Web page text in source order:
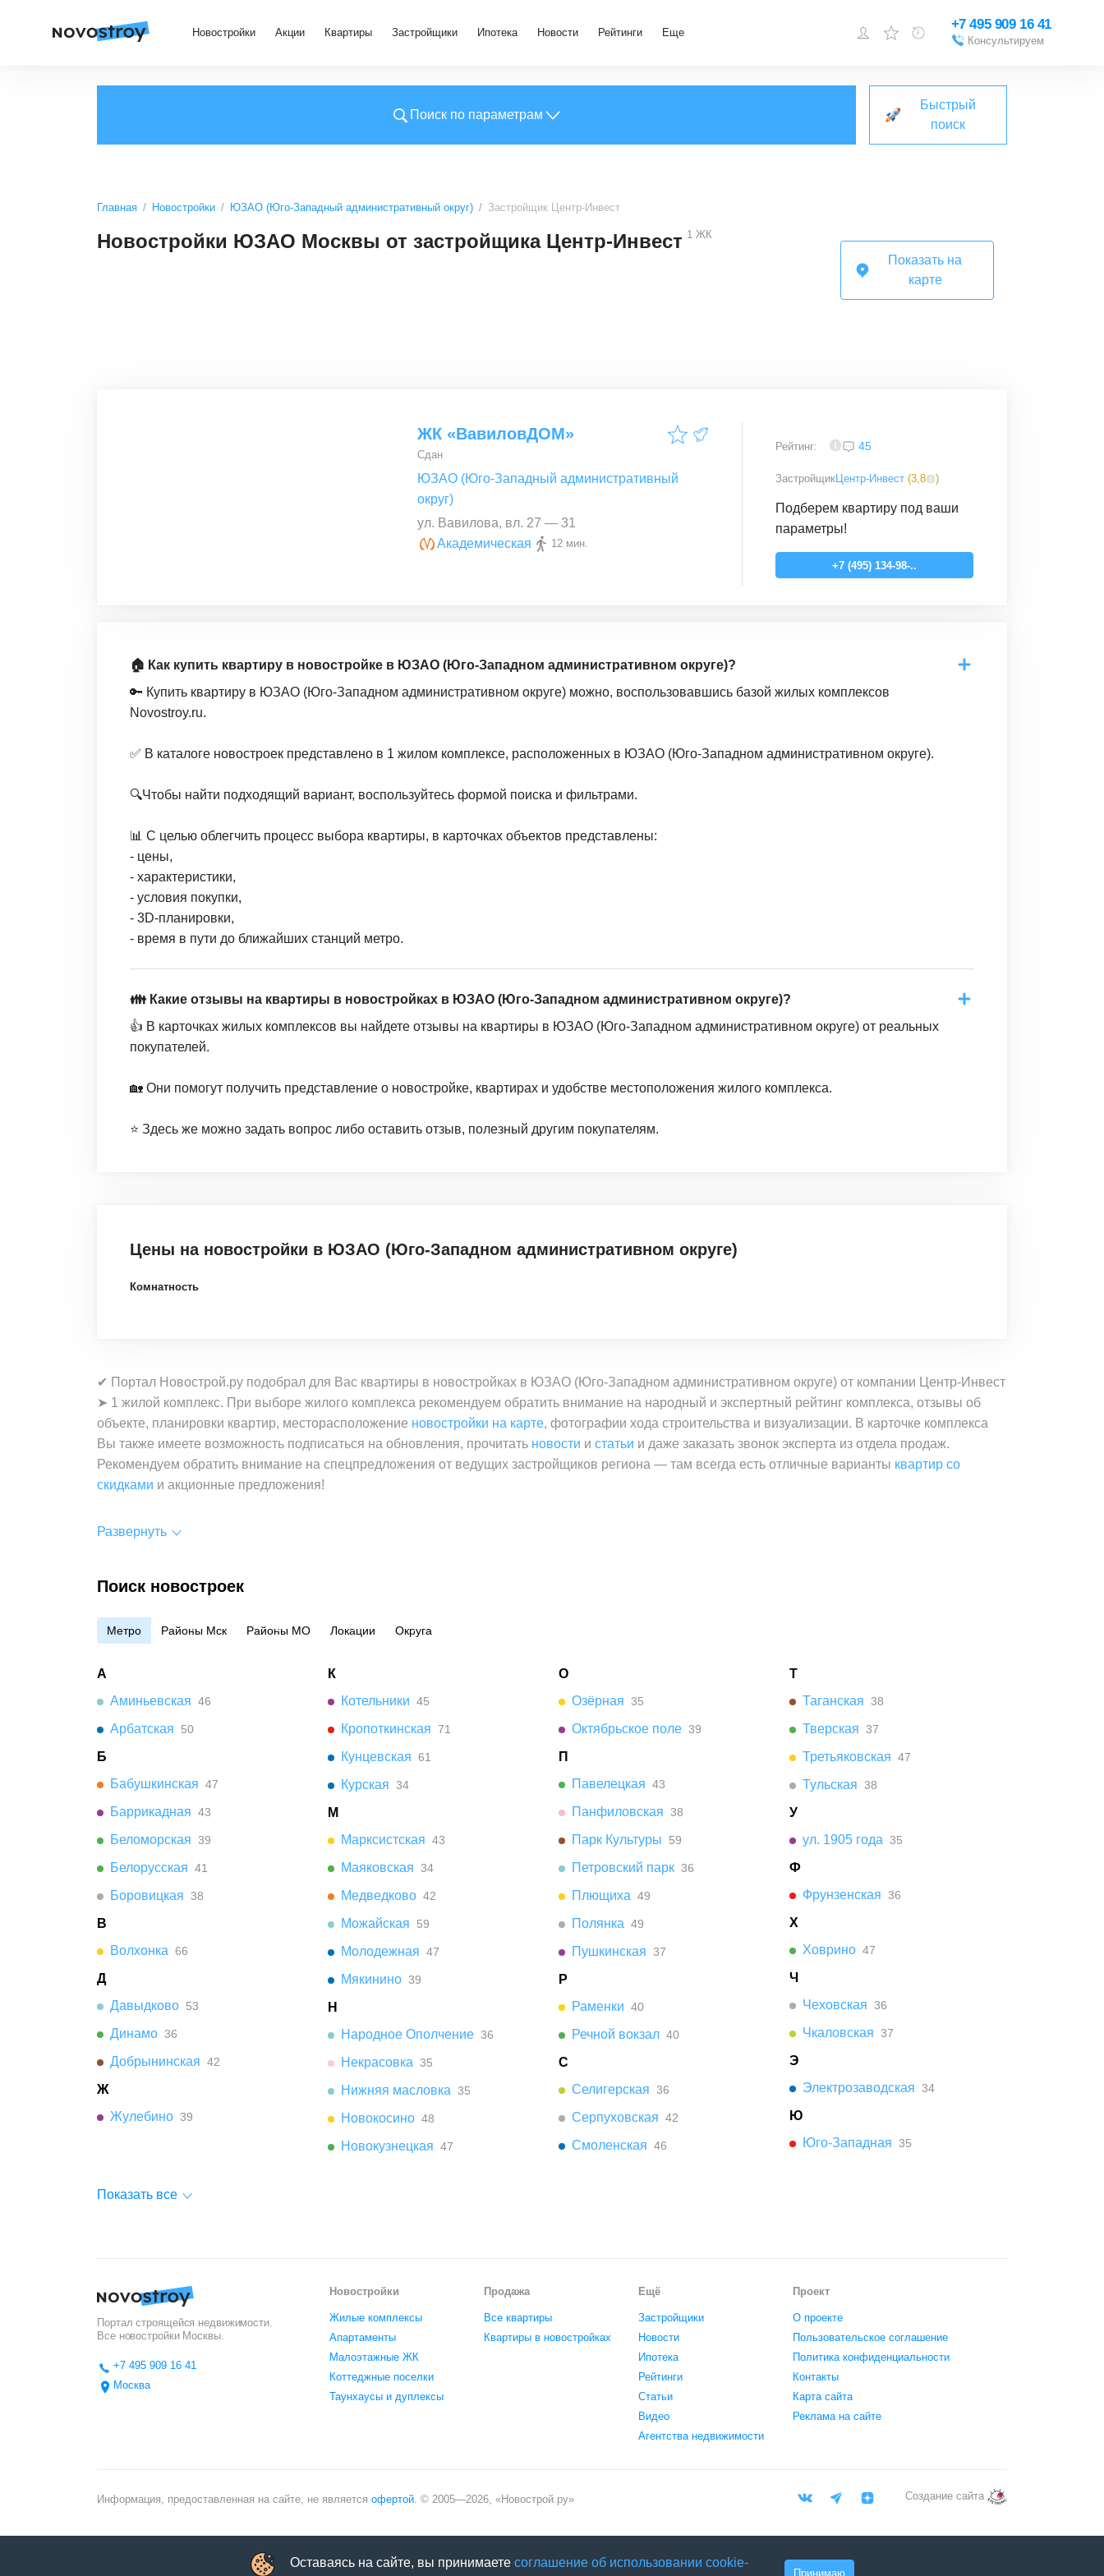
Новостройки Акции Квартиры Застройщики Ипотека Новости Рейтинги Еще
зарегистрироваться
Добавить объект
+7 495 909 16 41
Консультируем
Поиск по параметрам
Быстрый
поиск
Главная Новостройки ЮЗАО (Юго-Западный административный округ) Застройщик Центр-Инвест
Новостройки ЮЗАО Москвы от застройщика Центр-Инвест 1 ЖК
Показать на
карте
ЖК «ВавиловДОМ»
Сдан
ЮЗАО (Юго-Западный административный
округ)
ул. Вавилова, вл. 27 — 31
Академическая
12 мин.
Рейтинг: 45
ЗастройщикЦентр-Инвест (3,8 )
Подберем квартиру под ваши
параметры!
+7 (495) 134-98-..
🏠 Как купить квартиру в новостройке в ЮЗАО (Юго-Западном административном округе)?
🔑 Купить квартиру в ЮЗАО (Юго-Западном административном округе) можно, воспользовавшись базой жилых комплексов
Novostroy.ru.
✅ В каталоге новостроек представлено в 1 жилом комплексе, расположенных в ЮЗАО (Юго-Западном административном округе).
🔍Чтобы найти подходящий вариант, воспользуйтесь формой поиска и фильтрами.
📊 С целью облегчить процесс выбора квартиры, в карточках объектов представлены:
- цены,
- характеристики,
- условия покупки,
- 3D-планировки,
- время в пути до ближайших станций метро.
👪 Какие отзывы на квартиры в новостройках в ЮЗАО (Юго-Западном административном округе)?
👍 В карточках жилых комплексов вы найдете отзывы на квартиры в ЮЗАО (Юго-Западном административном округе) от реальных
покупателей.
🏡 Они помогут получить представление о новостройке, квартирах и удобстве местоположения жилого комплекса.
⭐️ Здесь же можно задать вопрос либо оставить отзыв, полезный другим покупателям.
Цены на новостройки в ЮЗАО (Юго-Западном административном округе)
Комнатность
✔ Портал Новострой.ру подобрал для Вас квартиры в новостройках в ЮЗАО (Юго-Западном административном округе) от компании Центр-Инвест
➤ 1 жилой комплекс. При выборе жилого комплекса рекомендуем обратить внимание на народный и экспертный рейтинг комплекса, отзывы об
объекте, планировки квартир, месторасположение новостройки на карте, фотографии хода строительства и визуализации. В карточке комплекса
Вы также имеете возможность подписаться на обновления, прочитать новости и статьи и даже заказать звонок эксперта из отдела продаж.
Рекомендуем обратить внимание на спецпредложения от ведущих застройщиков региона — там всегда есть отличные варианты квартир со
скидками и акционные предложения!
Развернуть
Поиск новостроек
Метро Районы Мск Районы МО Локации Округа
А
Аминьевская 46
Арбатская 50
Б
Бабушкинская 47
Баррикадная 43
Беломорская 39
Белорусская 41
Боровицкая 38
В
Волхонка 66
Д
Давыдково 53
Динамо 36
Добрынинская 42
Ж
Жулебино 39
К
Котельники 45
Кропоткинская 71
Кунцевская 61
Курская 34
М
Марксистская 43
Маяковская 34
Медведково 42
Можайская 59
Молодежная 47
Мякинино 39
Н
Народное Ополчение 36
Некрасовка 35
Нижняя масловка 35
Новокосино 48
Новокузнецкая 47
О
Озёрная 35
Октябрьское поле 39
П
Павелецкая 43
Панфиловская 38
Парк Культуры 59
Петровский парк 36
Плющиха 49
Полянка 49
Пушкинская 37
Р
Раменки 40
Речной вокзал 40
С
Селигерская 36
Серпуховская 42
Смоленская 46
Т
Таганская 38
Тверская 37
Третьяковская 47
Тульская 38
У
ул. 1905 года 35
Ф
Фрунзенская 36
Х
Ховрино 47
Ч
Чеховская 36
Чкаловская 37
Э
Электрозаводская 34
Ю
Юго-Западная 35
Показать все
Портал строящейся недвижимости.
Все новостройки Москвы.
+7 495 909 16 41
Москва
Новостройки
Жилые комплексы
Апартаменты
Малоэтажные ЖК
Коттеджные поселки
Таунхаусы и дуплексы
Продажа
Все квартиры
Квартиры в новостройках
Ещё
Застройщики
Новости
Ипотека
Рейтинги
Статьи
Видео
Агентства недвижимости
Проект
О проекте
Пользовательское соглашение
Политика конфиденциальности
Контакты
Карта сайта
Реклама на сайте
Информация, предоставленная на сайте, не является офертой. © 2005—2026, «Новострой.ру» Создание сайта
Оставаясь на сайте, вы принимаете соглашение об использовании cookie-
Принимаю